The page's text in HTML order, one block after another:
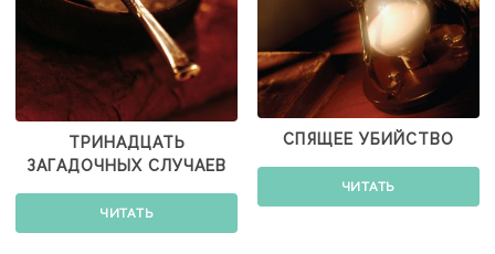
ТРИНАДЦАТЬ
ЗАГАДОЧНЫХ СЛУЧАЕВ
ЧИТАТЬ
СПЯЩЕЕ УБИЙСТВО
ЧИТАТЬ